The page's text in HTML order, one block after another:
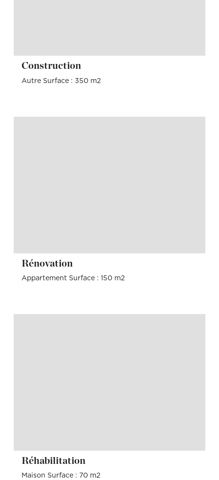
Construction
Autre Surface : 350 m2
Rénovation
Appartement Surface : 150 m2
Réhabilitation
Maison Surface : 70 m2